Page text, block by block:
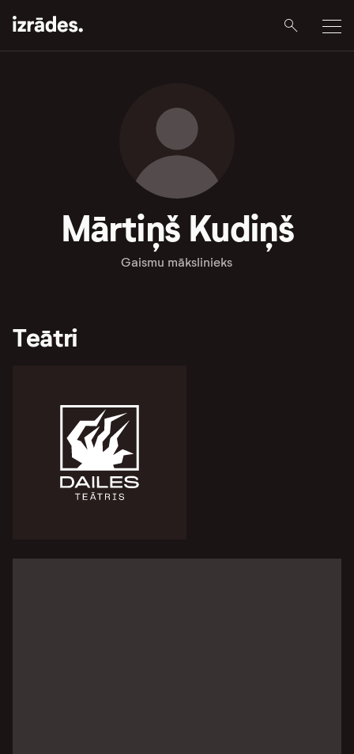
Mārtiņš Kudiņš
Gaismu mākslinieks
Teātri